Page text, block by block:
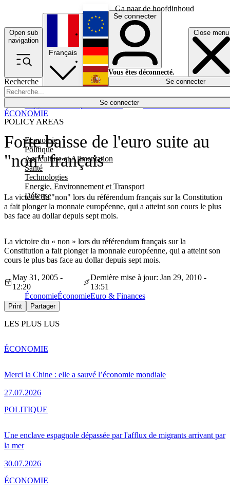
Ga naar de hoofdinhoud
Open sub
navigation
Close menu
Recherche
Se connecter
POLICY AREAS
Economie
Politique
Agriculture et Alimentation
Santé
Technologies
Energie, Environnement et Transport
Défense
Économie
Français
English
Deutsch
Español
Se connecter
Vous êtes déconnecté.
Se connecter
Forte baisse de l'euro suite au
"non" français
La victoire du "non" lors du référendum français sur la Constitution
a fait plonger la monnaie européenne, qui a atteint son cours le plus
bas face au dollar depuis sept mois.
ÉCONOMIE
La victoire du « non » lors du référendum français sur la
Constitution a fait plonger la monnaie européenne, qui a atteint son
cours le plus bas face au dollar depuis sept mois.
May 31, 2005 -
12:20
Dernière mise à jour: Jan 29, 2010 -
13:51
ÉconomieÉconomieEuro & Finances
Print Partager
LES PLUS LUS
Merci la Chine : elle a sauvé l’économie mondiale
27.07.2026
ÉCONOMIE
Une enclave espagnole dépassée par l'afflux de migrants arrivant par
la mer
30.07.2026
POLITIQUE
ÉCONOMIE